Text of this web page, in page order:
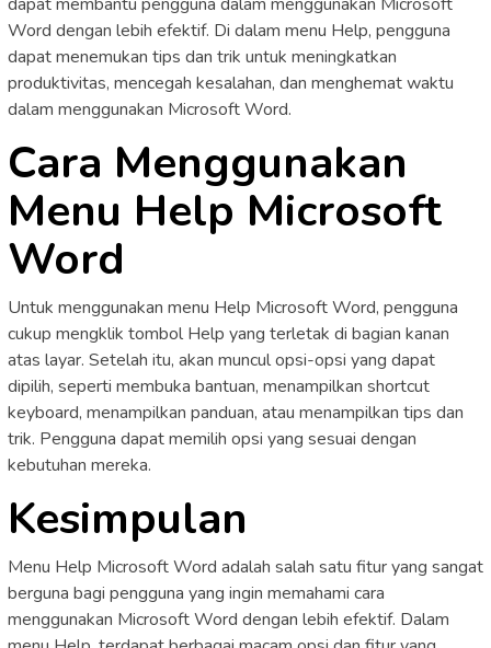
Word dengan lebih efektif. Di dalam menu Help, pengguna
dapat menemukan tips dan trik untuk meningkatkan
produktivitas, mencegah kesalahan, dan menghemat waktu
dalam menggunakan Microsoft Word.
Cara Menggunakan
Menu Help Microsoft
Word
Untuk menggunakan menu Help Microsoft Word, pengguna
cukup mengklik tombol Help yang terletak di bagian kanan
atas layar. Setelah itu, akan muncul opsi-opsi yang dapat
dipilih, seperti membuka bantuan, menampilkan shortcut
keyboard, menampilkan panduan, atau menampilkan tips dan
trik. Pengguna dapat memilih opsi yang sesuai dengan
kebutuhan mereka.
Kesimpulan
Menu Help Microsoft Word adalah salah satu fitur yang sangat
berguna bagi pengguna yang ingin memahami cara
menggunakan Microsoft Word dengan lebih efektif. Dalam